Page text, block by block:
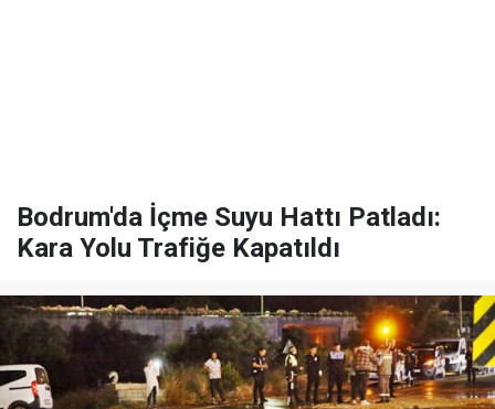
Bodrum'da İçme Suyu Hattı Patladı:
Kara Yolu Trafiğe Kapatıldı